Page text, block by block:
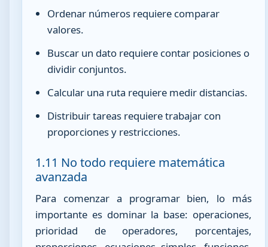
Ordenar números requiere comparar
valores.
Buscar un dato requiere contar posiciones o
dividir conjuntos.
Calcular una ruta requiere medir distancias.
Distribuir tareas requiere trabajar con
proporciones y restricciones.
1.11 No todo requiere matemática
avanzada
Para comenzar a programar bien, lo más
importante es dominar la base: operaciones,
prioridad de operadores, porcentajes,